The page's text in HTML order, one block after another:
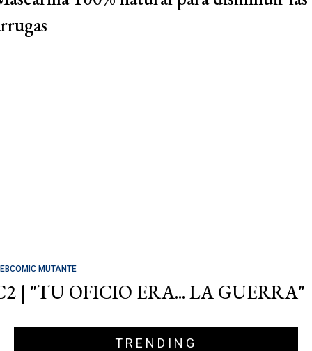
MUTANTE
| "TU OFICIO ERA... LA GUERRA"
TRENDING